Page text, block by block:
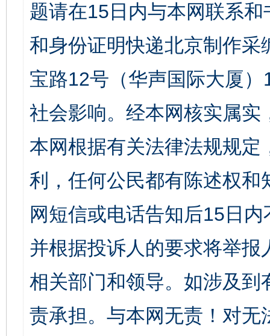
题请在15日内与本网联系
和身份证明快递北京制作
宝路12号（华声国际大厦
社会影响。经本网核实属
本网根据有关法律法规规
利，任何公民都有陈述权
网短信或电话告知后15日
并根据投诉人的要求将举
相关部门和领导。如涉及
责承担。与本网无责！对